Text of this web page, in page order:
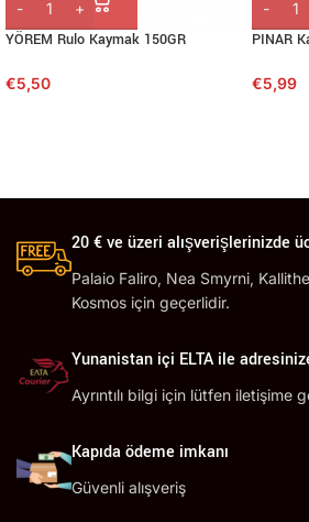
YÖREM Rulo Kaymak 150GR
€5,50
PINAR
€5,99
20 € ve üzeri alışverişlerinizde
Palaio Faliro, Nea Smyrni,
Kosmos için geçerlidir.
Yunanistan içi ELTA ile
Ayrıntılı bilgi için lütfen iletişime
Kapıda ödeme imkanı
Güvenli alışveriş